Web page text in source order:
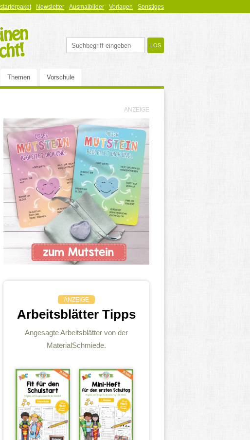
Sonstiges
Vorlagen
Ausmalbilder
Newsletter
Themen Vorschule
ANZEIGE
ANZEIGE
Arbeitsblätter Tipps
Angesagte Arbeitsblätter von der
MaterialSchmiede.